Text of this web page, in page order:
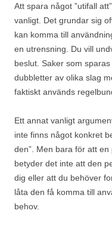
Att spara något ”utifall
vanligt. Det grundar sig
kan komma till
en utrensning. Du vill
beslut. Saker som
dubbletter av olika slag
faktiskt används
Ett annat vanligt
inte finns något konkret
den”. Men bara för att
betyder det inte att den
dig eller att du behöver
låta den få komma till
behov.